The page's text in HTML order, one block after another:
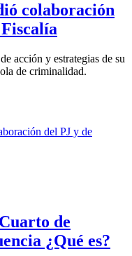
colaboración
acción y estrategias de su
de criminalidad.
de
¿Qué es?